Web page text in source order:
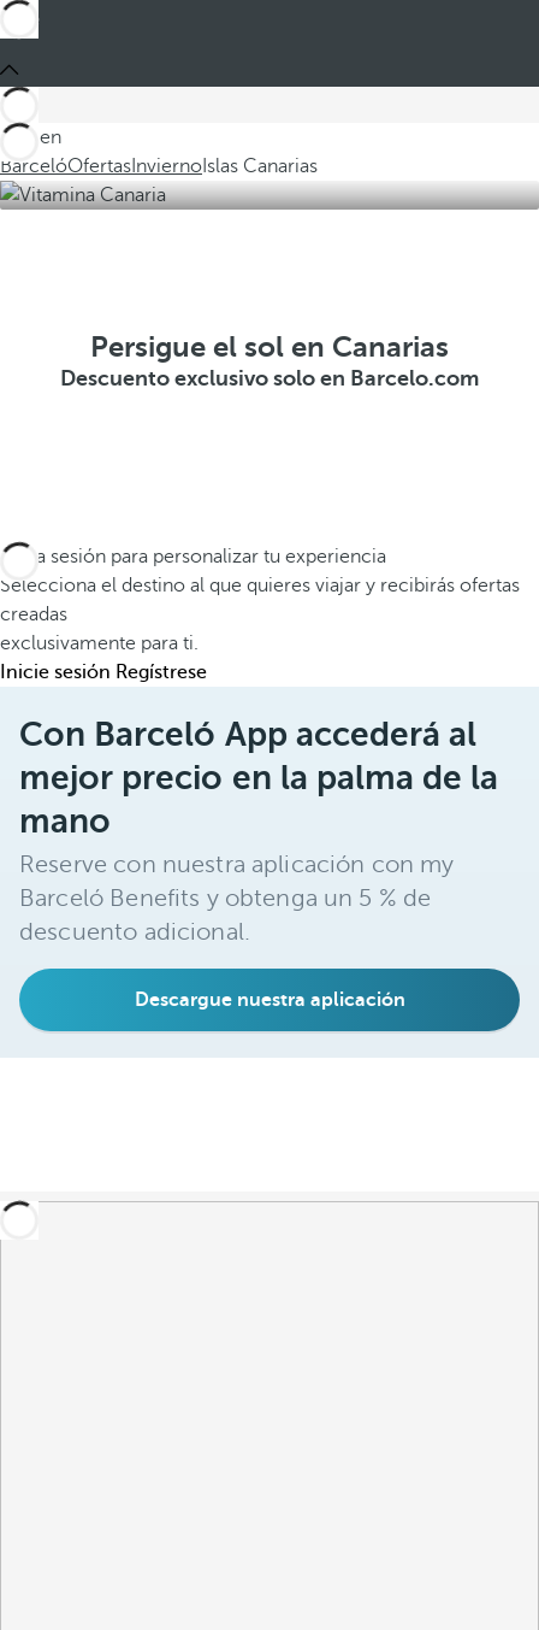
Está en
BarcelóOfertas Invierno Islas Canarias
Persigue el sol en Canarias
Descuento exclusivo solo en Barcelo.com
Inicia sesión para personalizar tu experiencia
Selecciona el destino al que quieres viajar y recibirás ofertas
creadas
exclusivamente para ti.
Inicie sesión Regístrese
Con Barceló App accederá al
mejor precio en la palma de la
mano
Reserve con nuestra aplicación con my
Barceló Benefits y obtenga un 5 % de
descuento adicional.
Descargue nuestra aplicación